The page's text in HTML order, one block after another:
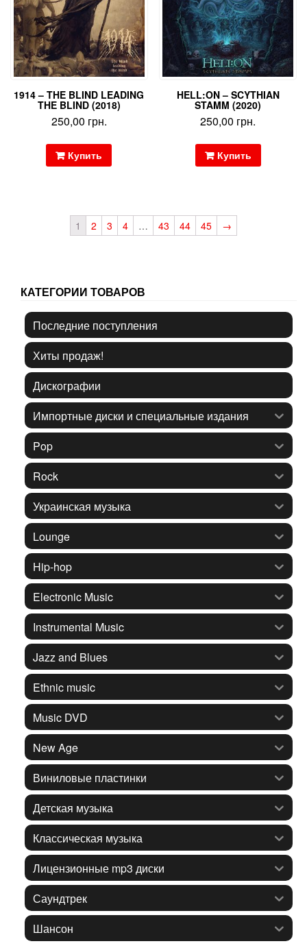
1914 – THE BLIND LEADING
THE BLIND (2018)
250,00 грн.
Купить
HELL:ON – SCYTHIAN
STAMM (2020)
250,00 грн.
Купить
1 2 3 4 … 43 44 45 →
КАТЕГОРИИ ТОВАРОВ
Последние поступления
Хиты продаж!
Дискографии
Импортные диски и специальные издания
Pop
Rock
Украинская музыка
Lounge
Hip-hop
Electronic Music
Instrumental Music
Jazz and Blues
Ethnic music
Music DVD
New Age
Виниловые пластинки
Детская музыка
Классическая музыка
Лицензионные mp3 диски
Саундтрек
Шансон